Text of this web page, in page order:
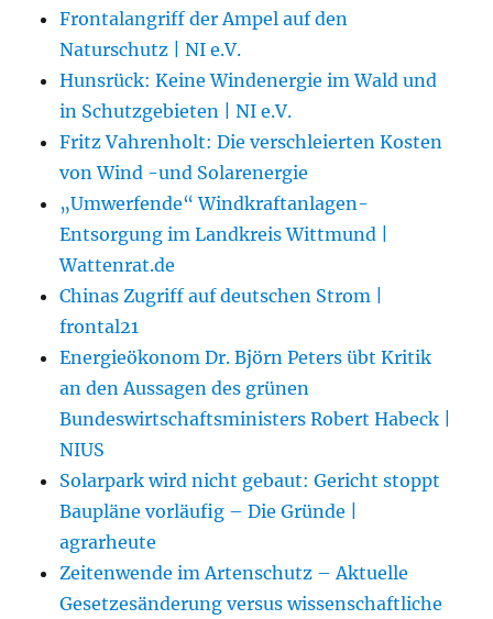
Frontalangriff der Ampel auf den
Naturschutz | NI e.V.
Hunsrück: Keine Windenergie im Wald und
in Schutzgebieten | NI e.V.
Fritz Vahrenholt: Die verschleierten Kosten
von Wind -und Solarenergie
„Umwerfende“ Windkraftanlagen-
Entsorgung im Landkreis Wittmund |
Wattenrat.de
Chinas Zugriff auf deutschen Strom |
frontal21
Energieökonom Dr. Björn Peters übt Kritik
an den Aussagen des grünen
Bundeswirtschaftsministers Robert Habeck |
NIUS
Solarpark wird nicht gebaut: Gericht stoppt
Baupläne vorläufig – Die Gründe |
agrarheute
Zeitenwende im Artenschutz – Aktuelle
Gesetzesänderung versus wissenschaftliche